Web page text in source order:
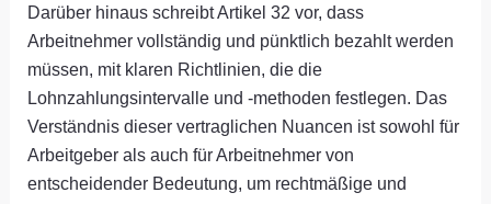
Darüber hinaus schreibt Artikel 32 vor, dass
Arbeitnehmer vollständig und pünktlich bezahlt werden
müssen, mit klaren Richtlinien, die die
Lohnzahlungsintervalle und -methoden festlegen. Das
Verständnis dieser vertraglichen Nuancen ist sowohl für
Arbeitgeber als auch für Arbeitnehmer von
entscheidender Bedeutung, um rechtmäßige und